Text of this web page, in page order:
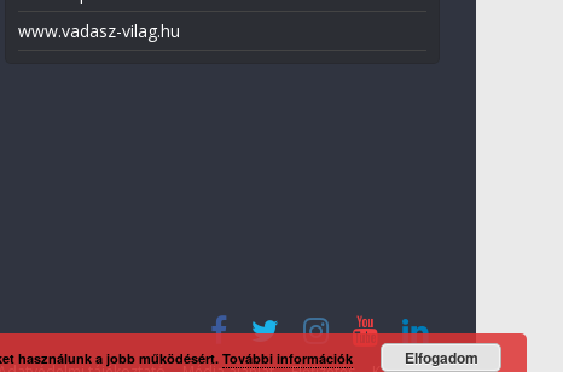
www.vadasz-vilag.hu
használunk a jobb működésért. További információk Elfogadom